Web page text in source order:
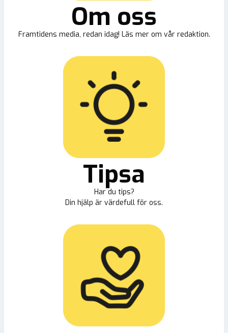
Om oss
Framtidens media, redan idag! Läs mer om vår redaktion.
Tipsa
Har du tips?
Din hjälp är värdefull för oss.